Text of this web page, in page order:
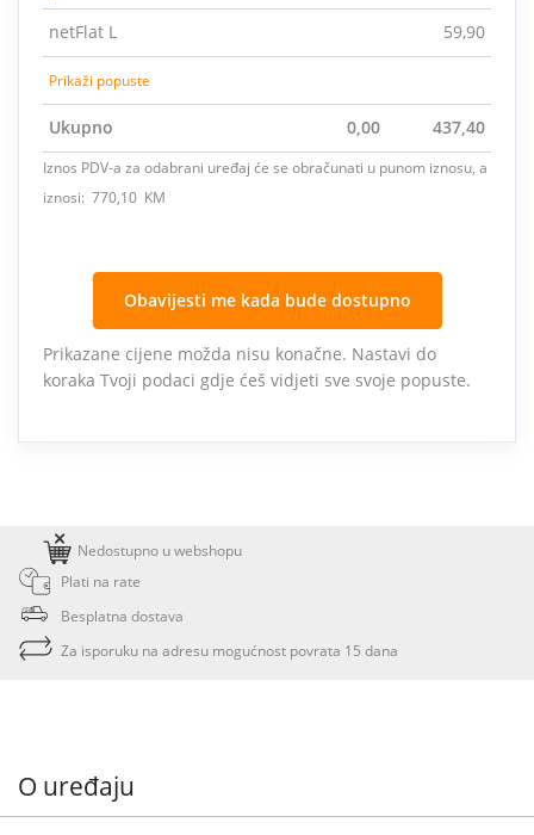
netFlat L 59,90
Prikaži popuste
Ukupno 0,00 437,40
Iznos PDV-a za odabrani uređaj će se obračunati u punom iznosu, a
iznosi: 770,10 KM
Obavijesti me kada bude dostupno
Prikazane cijene možda nisu konačne. Nastavi do
koraka Tvoji podaci gdje ćeš vidjeti sve svoje popuste.
Nedostupno u webshopu
Plati na rate
Besplatna dostava
Za isporuku na adresu mogućnost povrata 15 dana
O uređaju